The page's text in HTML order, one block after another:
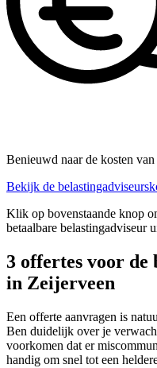
Benieuwd naar de kosten
Bekijk de
Klik op bovenstaande knop
betaalbare belastingadviseur
3 offertes voor de
in Zeijerveen
Een offerte aanvragen is
Ben duidelijk over je
voorkomen dat er
handig om snel tot een